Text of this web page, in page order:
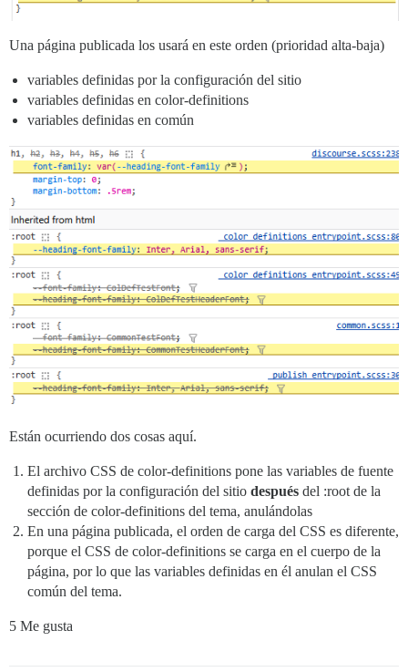
Una página publicada los usará en este orden (prioridad alta-baja)
variables definidas por la configuración del sitio
variables definidas en color-definitions
variables definidas en común
Están ocurriendo dos cosas aquí.
El archivo CSS de color-definitions pone las variables de fuente
definidas por la configuración del sitio después del :root de la
sección de color-definitions del tema, anulándolas
En una página publicada, el orden de carga del CSS es diferente,
porque el CSS de color-definitions se carga en el cuerpo de la
página, por lo que las variables definidas en él anulan el CSS
común del tema.
5 Me gusta